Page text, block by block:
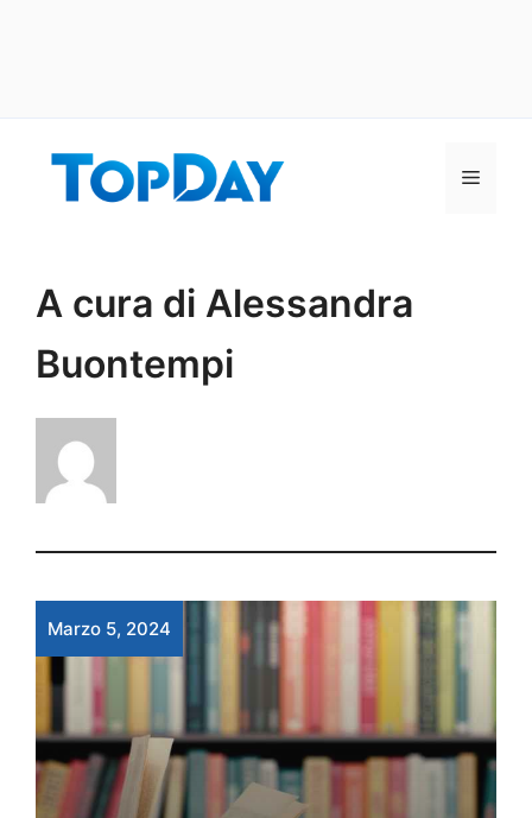
Menu
A cura di Alessandra
Buontempi
Marzo 5, 2024